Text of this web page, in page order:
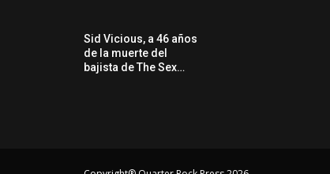
Sid Vicious, a 46 años
de la muerte del
bajista de The Sex…